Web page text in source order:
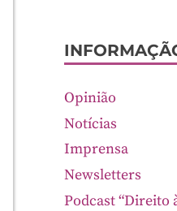
Opinião
Notícias
Imprensa
Newsletters
Podcast “Direito